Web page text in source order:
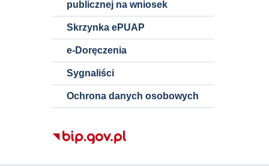
informacje o
akademiccy
Pracownicy
nauczycielami
Staże w
Politechnice
publicznej na wniosek
Skrzynka ePUAP
e-Doręczenia
Sygnaliści
Ochrona danych osobowych